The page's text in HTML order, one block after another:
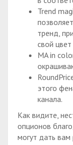
Trend
тренд,
свой
MA in
этого
канала.
Как видите,
опционов
могут дать вам